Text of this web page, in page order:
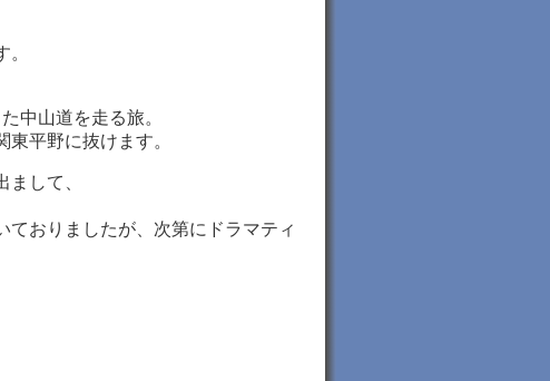
中山道を走る旅。
平野に抜けます。
して、
おりましたが、次第にドラマティ